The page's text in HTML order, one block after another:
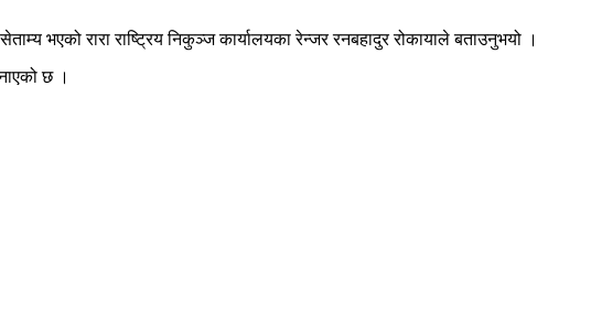
भएको रारा राष्ट्रिय निकुञ्ज कार्यालयका रेन्जर रनबहादुर रोकायाले बताउनुभयो ।
छ ।